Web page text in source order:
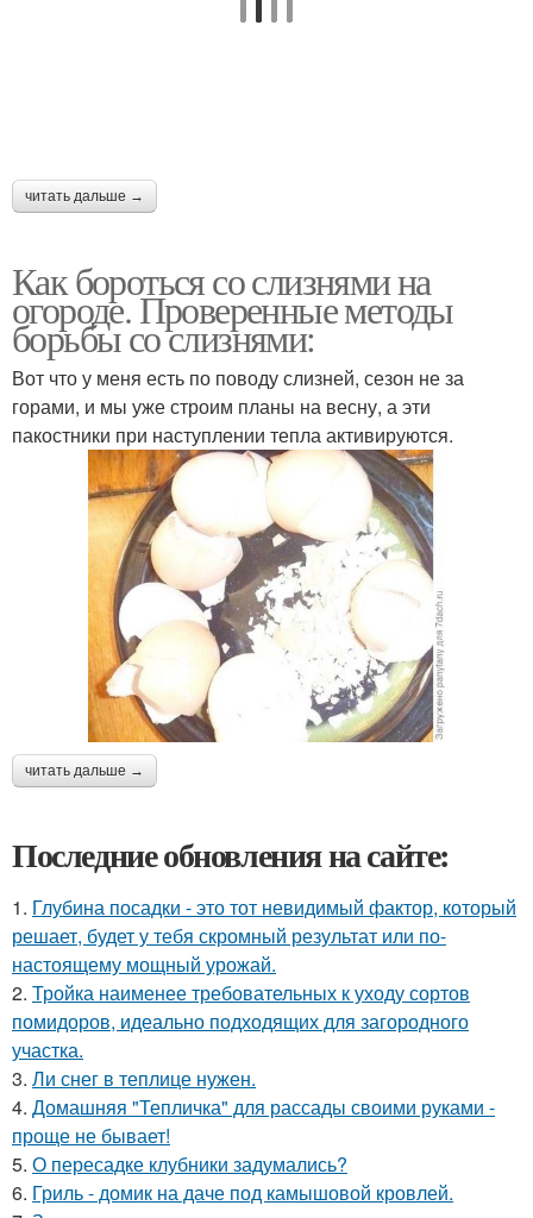
читать дальше →
Как бороться со слизнями на
огороде. Проверенные методы
борьбы со слизнями:
Вот что у меня есть по поводу слизней, сезон не за
горами, и мы уже строим планы на весну, а эти
пакостники при наступлении тепла активируются.
читать дальше →
Последние обновления на сайте:
1. Глубина посадки - это тот невидимый фактор, который
решает, будет у тебя скромный результат или по-
настоящему мощный урожай.
2. Тройка наименее требовательных к уходу сортов
помидоров, идеально подходящих для загородного
участка.
3. Ли снег в теплице нужен.
4. Домашняя "Тепличка" для рассады своими руками -
проще не бывает!
5. О пересадке клубники задумались?
6. Гриль - домик на даче под камышовой кровлей.